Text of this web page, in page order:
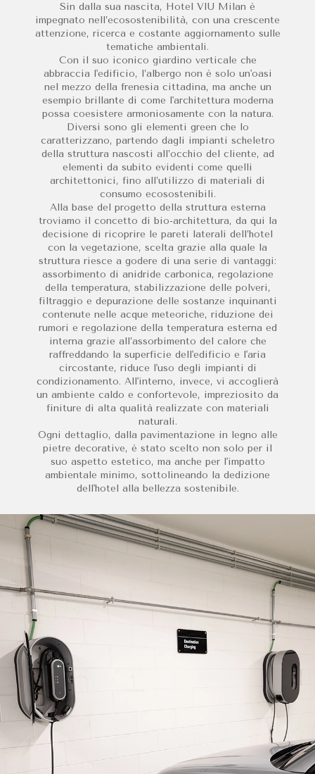
Sin dalla sua nascita, Hotel VIU Milan è
impegnato nell’ecosostenibilità, con una crescente
attenzione, ricerca e costante aggiornamento sulle
tematiche ambientali.
Con il suo iconico giardino verticale che
abbraccia l'edificio, l’albergo non è solo un'oasi
nel mezzo della frenesia cittadina, ma anche un
esempio brillante di come l'architettura moderna
possa coesistere armoniosamente con la natura.
Diversi sono gli elementi green che lo
caratterizzano, partendo dagli impianti scheletro
della struttura nascosti all’occhio del cliente, ad
elementi da subito evidenti come quelli
architettonici, fino all’utilizzo di materiali di
consumo ecosostenibili.
Alla base del progetto della struttura esterna
troviamo il concetto di bio-architettura, da qui la
decisione di ricoprire le pareti laterali dell’hotel
con la vegetazione, scelta grazie alla quale la
struttura riesce a godere di una serie di vantaggi:
assorbimento di anidride carbonica, regolazione
della temperatura, stabilizzazione delle polveri,
filtraggio e depurazione delle sostanze inquinanti
contenute nelle acque meteoriche, riduzione dei
rumori e regolazione della temperatura esterna ed
interna grazie all’assorbimento del calore che
raffreddando la superficie dell'edificio e l'aria
circostante, riduce l'uso degli impianti di
condizionamento. All'interno, invece, vi accoglierà
un ambiente caldo e confortevole, impreziosito da
finiture di alta qualità realizzate con materiali
naturali.
Ogni dettaglio, dalla pavimentazione in legno alle
pietre decorative, è stato scelto non solo per il
suo aspetto estetico, ma anche per l'impatto
ambientale minimo, sottolineando la dedizione
dell'hotel alla bellezza sostenibile.